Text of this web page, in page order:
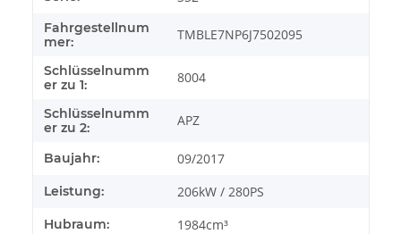
Fahrgestellnum
mer:
TMBLE7NP6J7502095
Schlüsselnumm
er zu 1:
8004
Schlüsselnumm
er zu 2:
APZ
Baujahr: 09/2017
Leistung: 206kW / 280PS
Hubraum: 1984cm³